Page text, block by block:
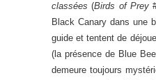
classées (Birds of Prey
Black Canary dans une
guide et tentent de
(la présence de Blue
demeure toujours